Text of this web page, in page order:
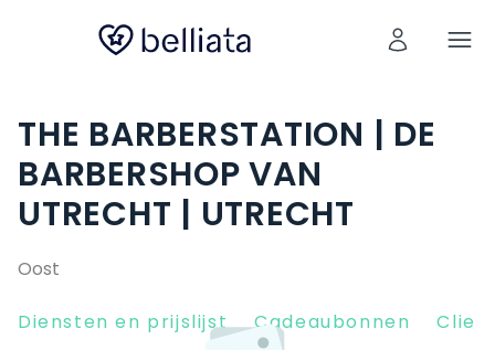
THE BARBERSTATION | DE
BARBERSHOP VAN
UTRECHT | UTRECHT
Oost
Diensten en prijslijst Cadeaubonnen